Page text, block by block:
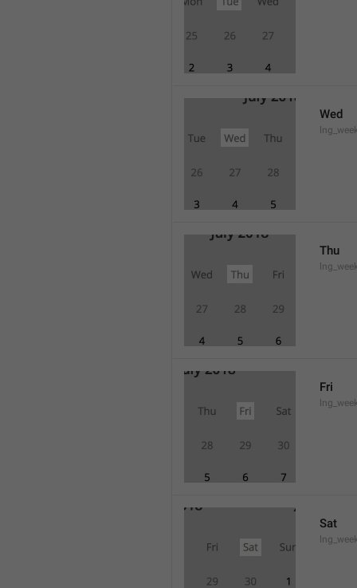
Wed
Thu
Fri
Sat